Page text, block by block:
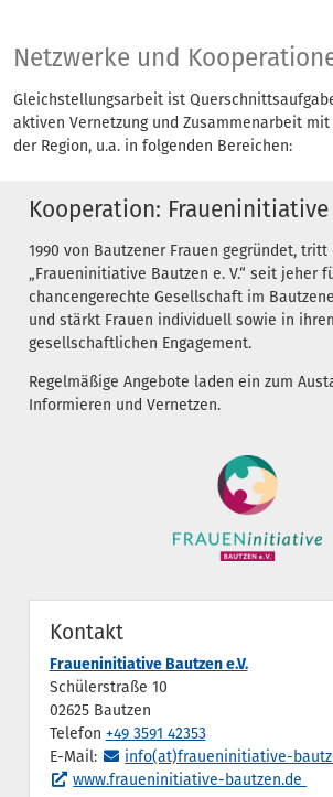
Netzwerke
Netzwerke und
Gleichstellungsarbeit ist
aktiven Vernetzung und Zusammenarbeit
der Region, u.a. in folgenden Bereichen:
Kooperation: Fraueninitiative
1990 von Bautzener Frauen gegründet, tritt
„Fraueninitiative Bautzen e. V.“ seit jeher
chancengerechte Gesellschaft im
und stärkt Frauen individuell sowie in
gesellschaftlichen Engagement.
Regelmäßige Angebote laden ein zum
Informieren und Vernetzen.
Kontakt
Fraueninitiative Bautzen e.V.
Schülerstraße 10
02625 Bautzen
Telefon +49 3591 42353
E-Mail:
info(at)fraueninitiative-
www.fraueninitiative-bautzen.de